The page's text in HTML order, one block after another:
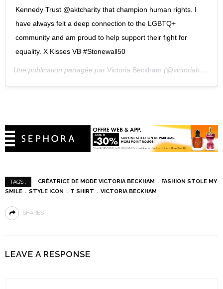
Kennedy Trust @aktcharity that champion human rights. I
have always felt a deep connection to the LGBTQ+
community and am proud to help support their fight for
equality. X Kisses VB #Stonewall50
Une publication partagée par Victoria Beckham (@victoriabeckham) le
TAGS : CRÉATRICE DE MODE VICTORIA BECKHAM
FASHION STOLE MY
SMILE
STYLE ICON T SHIRT VICTORIA BECKHAM
SHARES
LEAVE A RESPONSE